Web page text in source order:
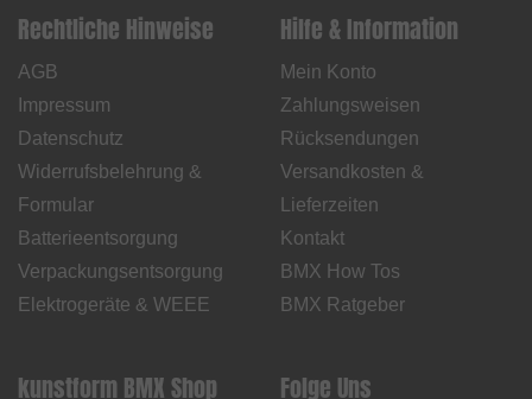
Rechtliche Hinweise
AGB
Impressum
Datenschutz
Widerrufsbelehrung &
Formular
Batterieentsorgung
Verpackungsentsorgung
Elektrogeräte & WEEE
Hilfe & Information
Mein Konto
Zahlungsweisen
Rücksendungen
Versandkosten &
Lieferzeiten
Kontakt
BMX How Tos
BMX Ratgeber
kunstform BMX Shop Folge Uns